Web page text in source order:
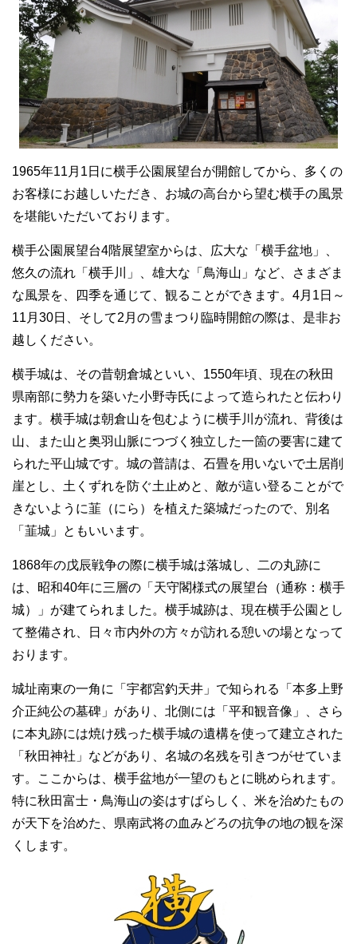
1965年11月1日に横手公園展望台が開館してから、多くの
お客様にお越しいただき、お城の高台から望む横手の風景
を堪能いただいております。
横手公園展望台4階展望室からは、広大な「横手盆地」、
悠久の流れ「横手川」、雄大な「鳥海山」など、さまざま
な風景を、四季を通じて、観ることができます。4月1日～
11月30日、そして2月の雪まつり臨時開館の際は、是非お
越しください。
横手城は、その昔朝倉城といい、1550年頃、現在の秋田
県南部に勢力を築いた小野寺氏によって造られたと伝わり
ます。横手城は朝倉山を包むように横手川が流れ、背後は
山、また山と奥羽山脈につづく独立した一箇の要害に建て
られた平山城です。城の普請は、石畳を用いないで土居削
崖とし、土くずれを防ぐ土止めと、敵が這い登ることがで
きないように韮（にら）を植えた築城だったので、別名
「韮城」ともいいます。
1868年の戊辰戦争の際に横手城は落城し、二の丸跡に
は、昭和40年に三層の「天守閣様式の展望台（通称：横手
城）」が建てられました。横手城跡は、現在横手公園とし
て整備され、日々市内外の方々が訪れる憩いの場となって
おります。
城址南東の一角に「宇都宮釣天井」で知られる「本多上野
介正純公の墓碑」があり、北側には「平和観音像」、さら
に本丸跡には焼け残った横手城の遺構を使って建立された
「秋田神社」などがあり、名城の名残を引きつがせていま
す。ここからは、横手盆地が一望のもとに眺められます。
特に秋田富士・鳥海山の姿はすばらしく、米を治めたもの
が天下を治めた、県南武将の血みどろの抗争の地の観を深
くします。